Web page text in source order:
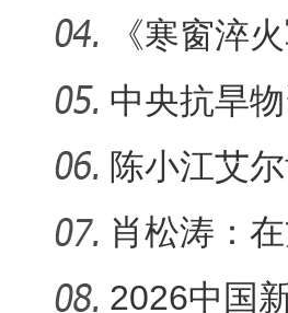
举办
《寒窗淬
中央抗旱
灾工作
陈小江艾
座谈
肖松涛：
底座
2026中国